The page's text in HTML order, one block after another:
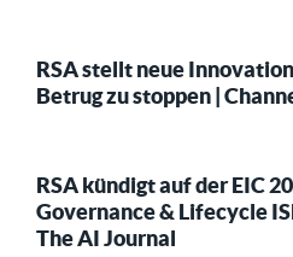
RSA stellt neue
Betrug zu stoppen |
RSA kündigt auf der EIC
Governance & Lifecycle
The AI Journal